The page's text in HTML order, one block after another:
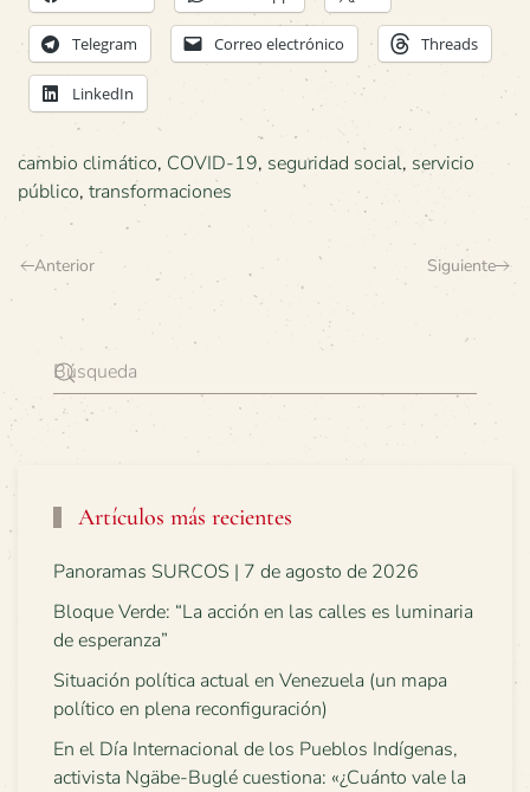
Telegram Correo electrónico Threads
LinkedIn
cambio climático, COVID-19, seguridad social, servicio
público, transformaciones
Anterior Siguiente
Artículos más recientes
Panoramas SURCOS | 7 de agosto de 2026
Bloque Verde: “La acción en las calles es luminaria
de esperanza”
Situación política actual en Venezuela (un mapa
político en plena reconfiguración)
En el Día Internacional de los Pueblos Indígenas,
activista Ngäbe-Buglé cuestiona: «¿Cuánto vale la